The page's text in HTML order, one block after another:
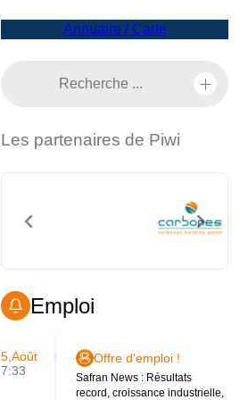
Annuaire / Carte
Les partenaires de Piwi
Emploi
5,Août
7:33
Offre d'emploi !
Safran News : Résultats
record, croissance industrielle,